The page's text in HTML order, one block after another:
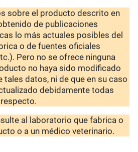
sobre el producto descrito en
de publicaciones
lo más actuales posibles del
o de fuentes oficiales
Pero no se ofrece ninguna
no haya sido modificado
datos, ni de que en su caso
debidamente todas
al laboratorio que fabrica o
o a un médico veterinario.